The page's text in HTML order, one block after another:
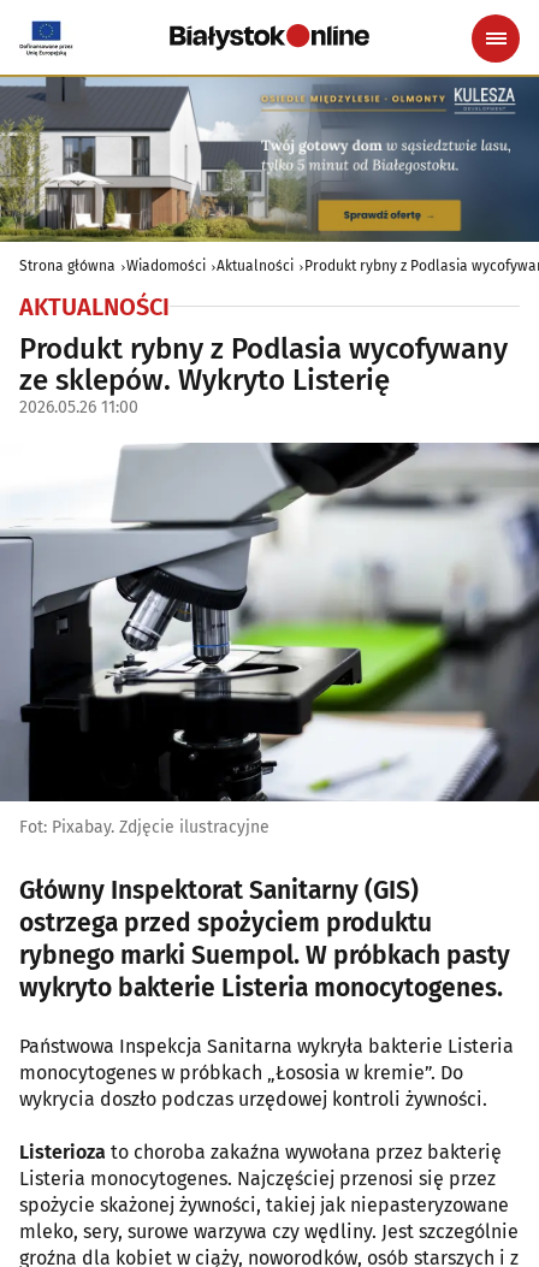
Strona główna Wiadomości Aktualności Produkt rybny z Podlasia
AKTUALNOŚCI
Produkt rybny z Podlasia wycofywany
ze sklepów. Wykryto Listerię
2026.05.26 11:00
Fot: Pixabay. Zdjęcie ilustracyjne
Główny Inspektorat Sanitarny (GIS)
ostrzega przed spożyciem produktu
rybnego marki Suempol. W próbkach pasty
wykryto bakterie Listeria monocytogenes.
Państwowa Inspekcja Sanitarna wykryła bakterie Listeria
monocytogenes w próbkach „Łososia w kremie”. Do
wykrycia doszło podczas urzędowej kontroli żywności.
Listerioza to choroba zakaźna wywołana przez bakterię
Listeria monocytogenes. Najczęściej przenosi się przez
spożycie skażonej żywności, takiej jak niepasteryzowane
mleko, sery, surowe warzywa czy wędliny. Jest szczególnie
groźna dla kobiet w ciąży, noworodków, osób starszych i z